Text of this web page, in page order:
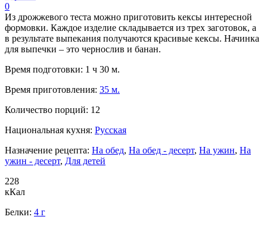
0
Из дрожжевого теста можно приготовить кексы интересной
формовки. Каждое изделие складывается из трех заготовок, а
в результате выпекания получаются красивые кексы. Начинка
для выпечки – это чернослив и банан.
Время подготовки: 1 ч 30 м.
Время приготовления: 35 м.
Количество порций: 12
Национальная кухня: Русская
Назначение рецепта: На обед, На обед - десерт, На ужин, На
ужин - десерт, Для детей
228
кКал
Белки: 4 г